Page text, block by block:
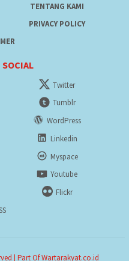
TENTANG KAMI
PRIVACY POLICY
Twitter
Tumblr
WordPress
Linkedin
Myspace
Youtube
Flickr
| Part Of Wartarakyat.co.id